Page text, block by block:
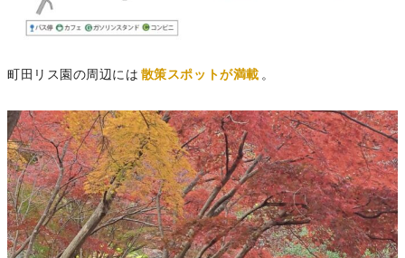
町田リス園の周辺には 散策スポットが満載 。